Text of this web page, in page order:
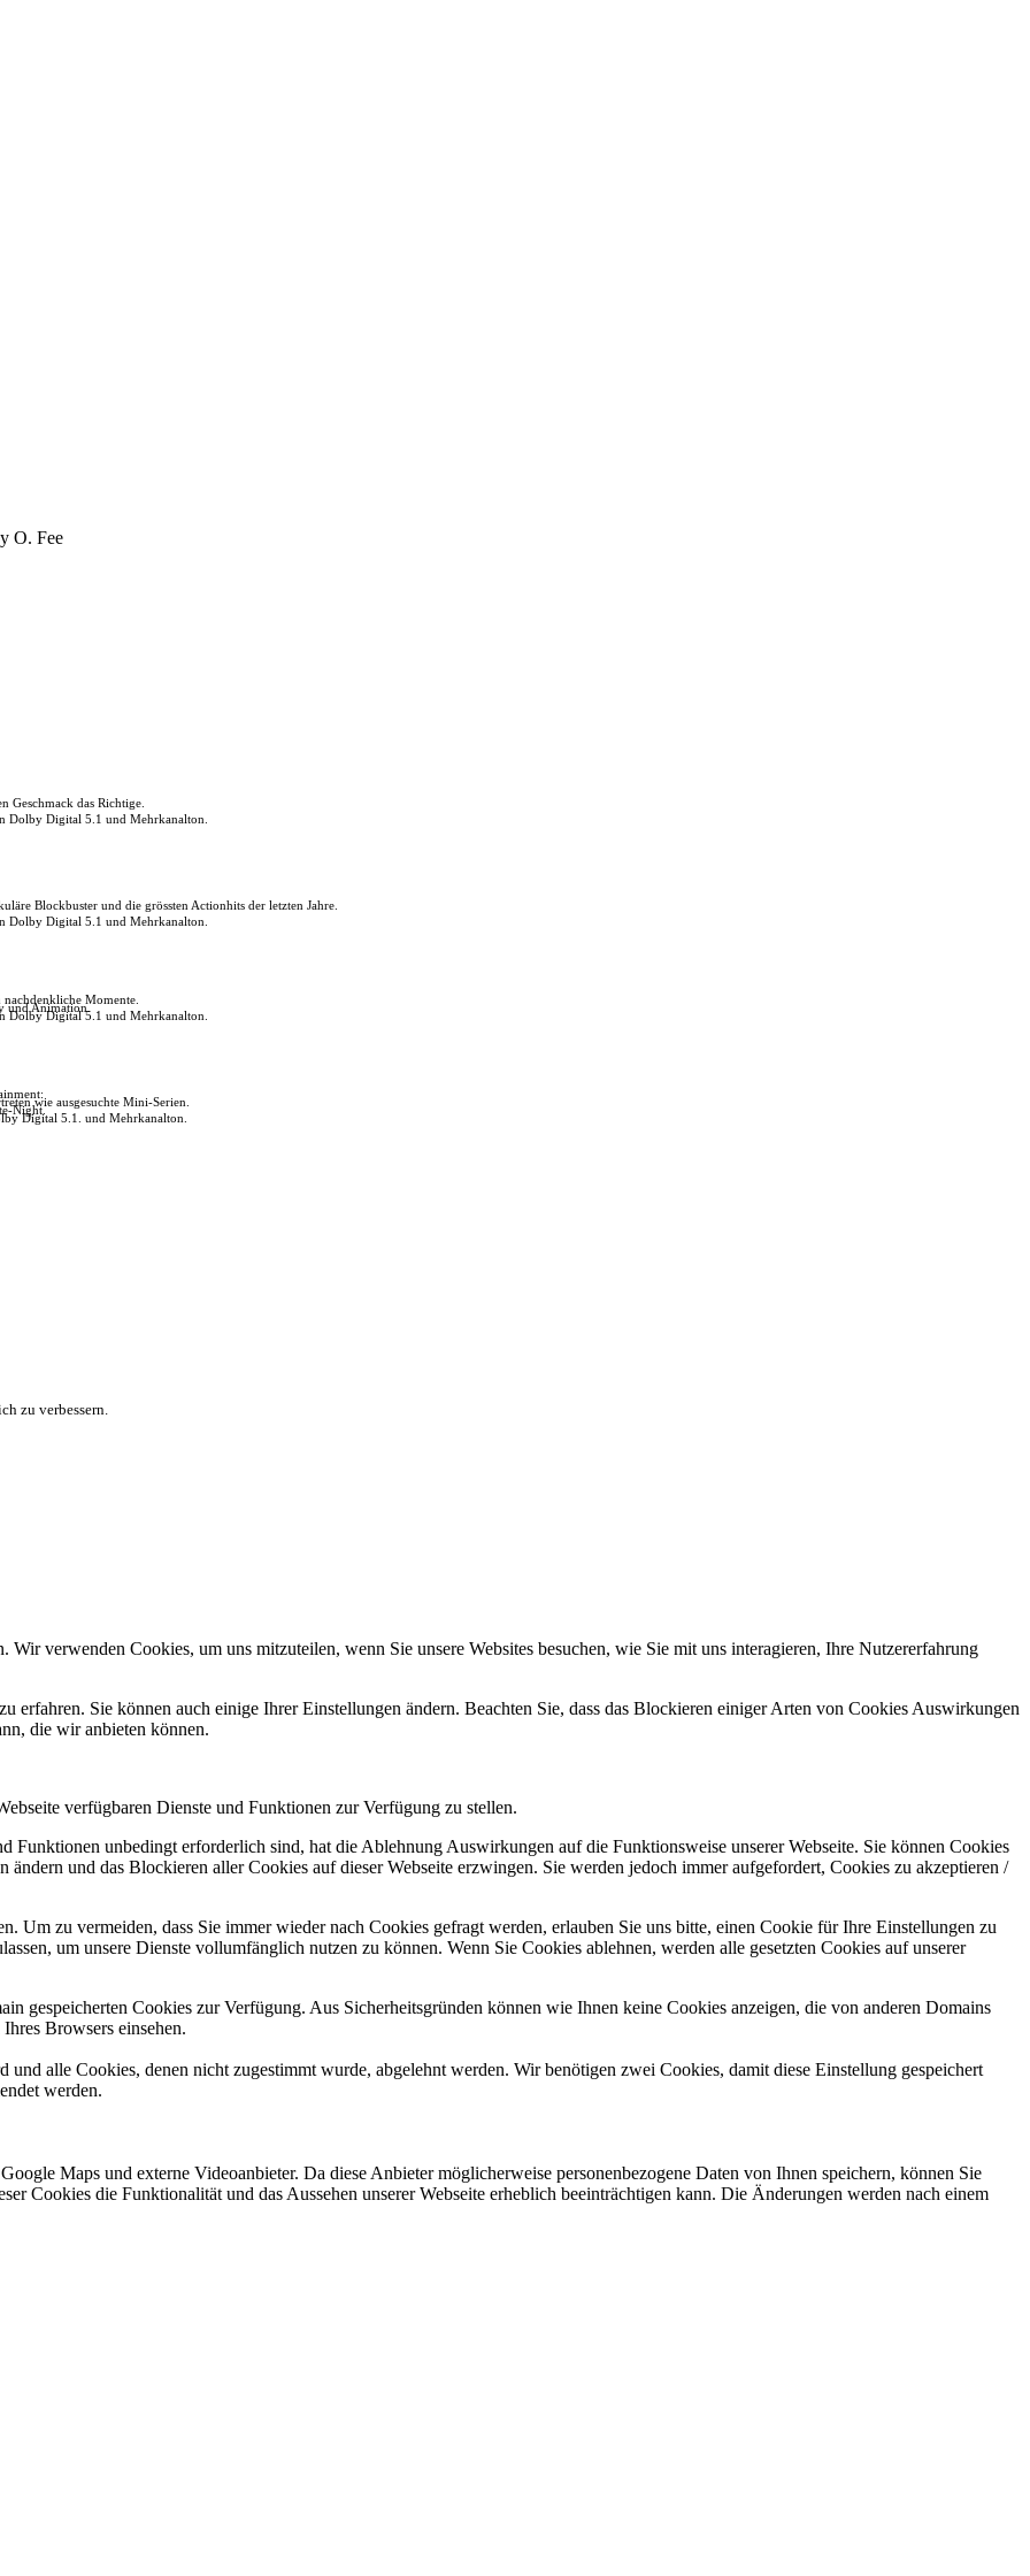
O. Fee
Geschmack das Richtige.
Dolby Digital 5.1 und Mehrkanalton.
Blockbuster und die grössten Actionhits der letzten Jahre.
Dolby Digital 5.1 und Mehrkanalton.
Momente.
und Animation.
Dolby Digital 5.1 und Mehrkanalton.
wie ausgesuchte Mini-Serien.
Night.
Digital 5.1. und Mehrkanalton.
zu verbessern.
verwenden Cookies, um uns mitzuteilen, wenn Sie unsere Websites besuchen, wie Sie mit uns interagieren, Ihre Nutzererfahrung
erfahren. Sie können auch einige Ihrer Einstellungen ändern. Beachten Sie, dass das Blockieren einiger Arten von Cookies Auswirkungen
die wir anbieten können.
verfügbaren Dienste und Funktionen zur Verfügung zu stellen.
Funktionen unbedingt erforderlich sind, hat die Ablehnung Auswirkungen auf die Funktionsweise unserer Webseite. Sie können Cookies
und das Blockieren aller Cookies auf dieser Webseite erzwingen. Sie werden jedoch immer aufgefordert, Cookies zu akzeptieren /
Um zu vermeiden, dass Sie immer wieder nach Cookies gefragt werden, erlauben Sie uns bitte, einen Cookie für Ihre Einstellungen zu
um unsere Dienste vollumfänglich nutzen zu können. Wenn Sie Cookies ablehnen, werden alle gesetzten Cookies auf unserer
gespeicherten Cookies zur Verfügung. Aus Sicherheitsgründen können wie Ihnen keine Cookies anzeigen, die von anderen Domains
Browsers einsehen.
alle Cookies, denen nicht zugestimmt wurde, abgelehnt werden. Wir benötigen zwei Cookies, damit diese Einstellung gespeichert
werden.
Maps und externe Videoanbieter. Da diese Anbieter möglicherweise personenbezogene Daten von Ihnen speichern, können Sie
Cookies die Funktionalität und das Aussehen unserer Webseite erheblich beeinträchtigen kann. Die Änderungen werden nach einem